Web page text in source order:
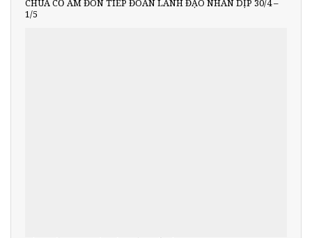
CHÙA CỔ AM ĐÓN TIẾP ĐOÀN LÃNH ĐẠO NHÂN DỊP 30/4 –
1/5